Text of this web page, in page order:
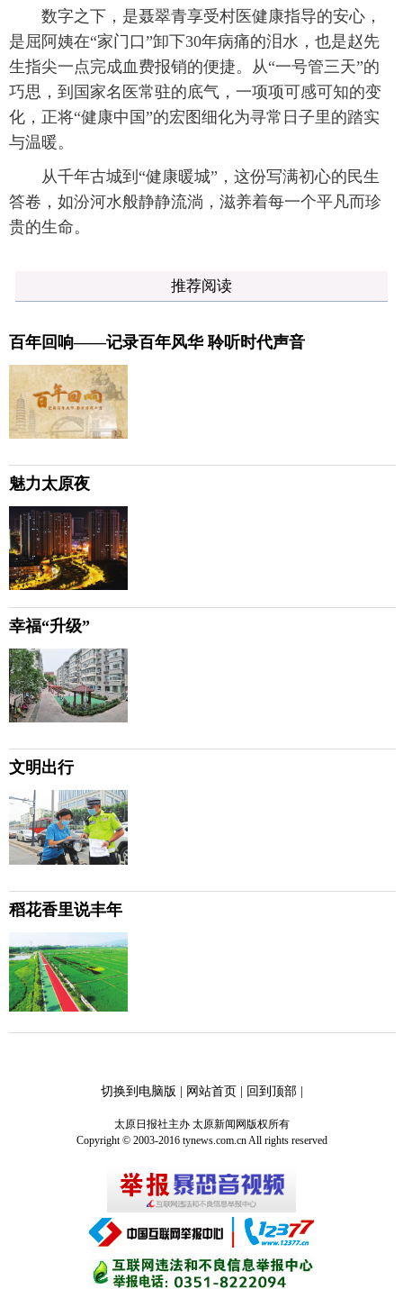
数字之下，是聂翠青享受村医健康指导的安心，
是屈阿姨在“家门口”卸下30年病痛的泪水，也是赵先
生指尖一点完成血费报销的便捷。从“一号管三天”的
巧思，到国家名医常驻的底气，一项项可感可知的变
化，正将“健康中国”的宏图细化为寻常日子里的踏实
与温暖。
从千年古城到“健康暖城”，这份写满初心的民生
答卷，如汾河水般静静流淌，滋养着每一个平凡而珍
贵的生命。
推荐阅读
百年回响——记录百年风华 聆听时代声音
魅力太原夜
幸福“升级”
文明出行
稻花香里说丰年
切换到电脑版 网站首页 回到顶部|
太原日报社主办 太原新闻网版权所有
Copyright © 2003-2016 tynews.com.cn All rights reserved